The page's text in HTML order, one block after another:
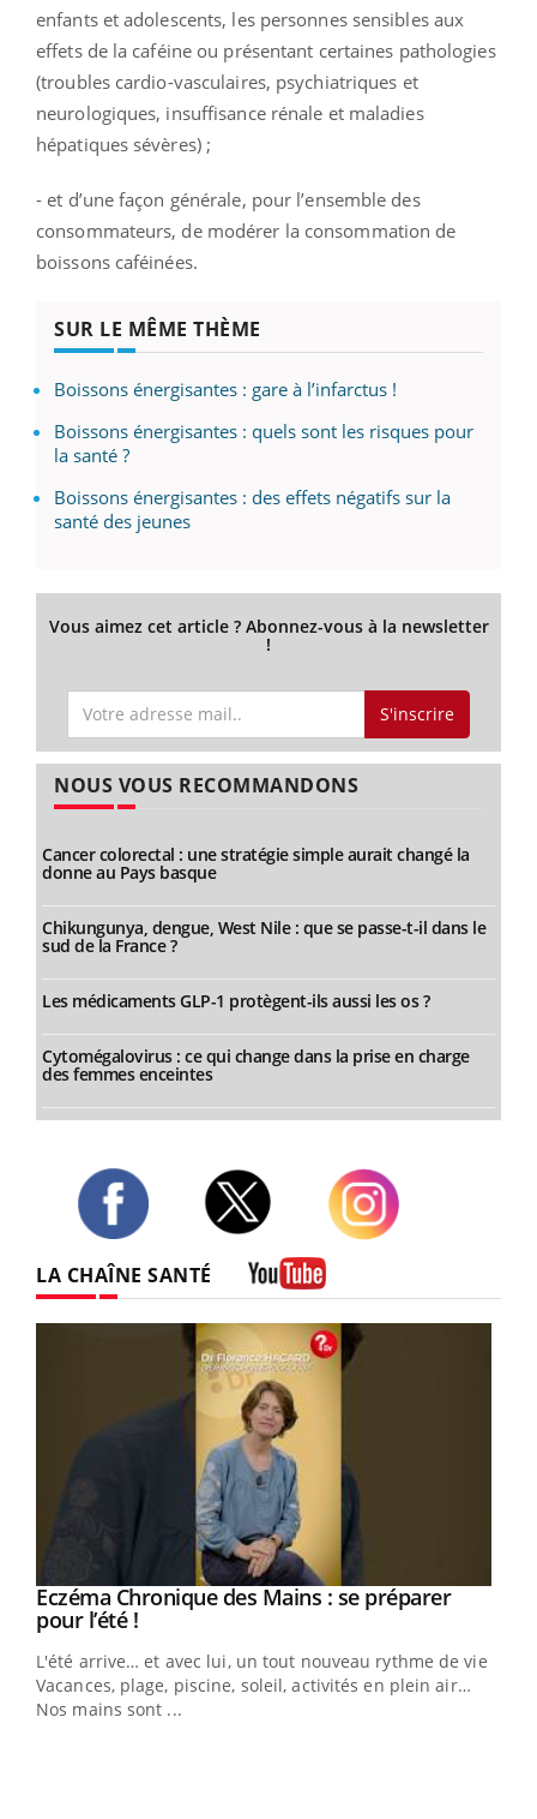
enfants et adolescents, les personnes sensibles aux
effets de la caféine ou présentant certaines pathologies
(troubles cardio-vasculaires, psychiatriques et
neurologiques, insuffisance rénale et maladies
hépatiques sévères) ;
- et d’une façon générale, pour l’ensemble des
consommateurs, de modérer la consommation de
boissons caféinées.
SUR LE MÊME THÈME
Boissons énergisantes : gare à l’infarctus !
Boissons énergisantes : quels sont les risques pour
la santé ?
Boissons énergisantes : des effets négatifs sur la
santé des jeunes
Vous aimez cet article ? Abonnez-vous à la newsletter
!
S'inscrire
NOUS VOUS RECOMMANDONS
Cancer colorectal : une stratégie simple aurait changé la
donne au Pays basque
Chikungunya, dengue, West Nile : que se passe-t-il dans le
sud de la France ?
Les médicaments GLP-1 protègent-ils aussi les os ?
Cytomégalovirus : ce qui change dans la prise en charge
des femmes enceintes
LA CHAÎNE SANTÉ
Youtube
Eczéma Chronique des Mains : se préparer
pour l’été !Youtube
L'été arrive… et avec lui, un tout nouveau rythme de vie !
Vacances, plage, piscine, soleil, activités en plein air…
Nos mains sont ...